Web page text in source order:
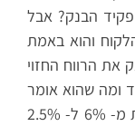
הבנק? אבל
והוא באמת
את הרווח החזוי
ומה שהוא אומר
ללקוח זה – אני יכול להפחית את הריבית מ- 6% ל- 2.5%